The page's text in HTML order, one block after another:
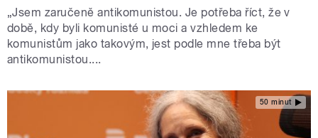
„Jsem zaručeně antikomunistou. Je potřeba říct, že v
době, kdy byli komunisté u moci a vzhledem ke
komunistům jako takovým, jest podle mne třeba být
antikomunistou....
50 minut